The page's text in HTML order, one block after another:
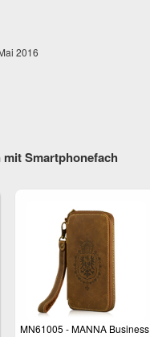
2016
Smartphonefach
MN61005 - MANNA Business